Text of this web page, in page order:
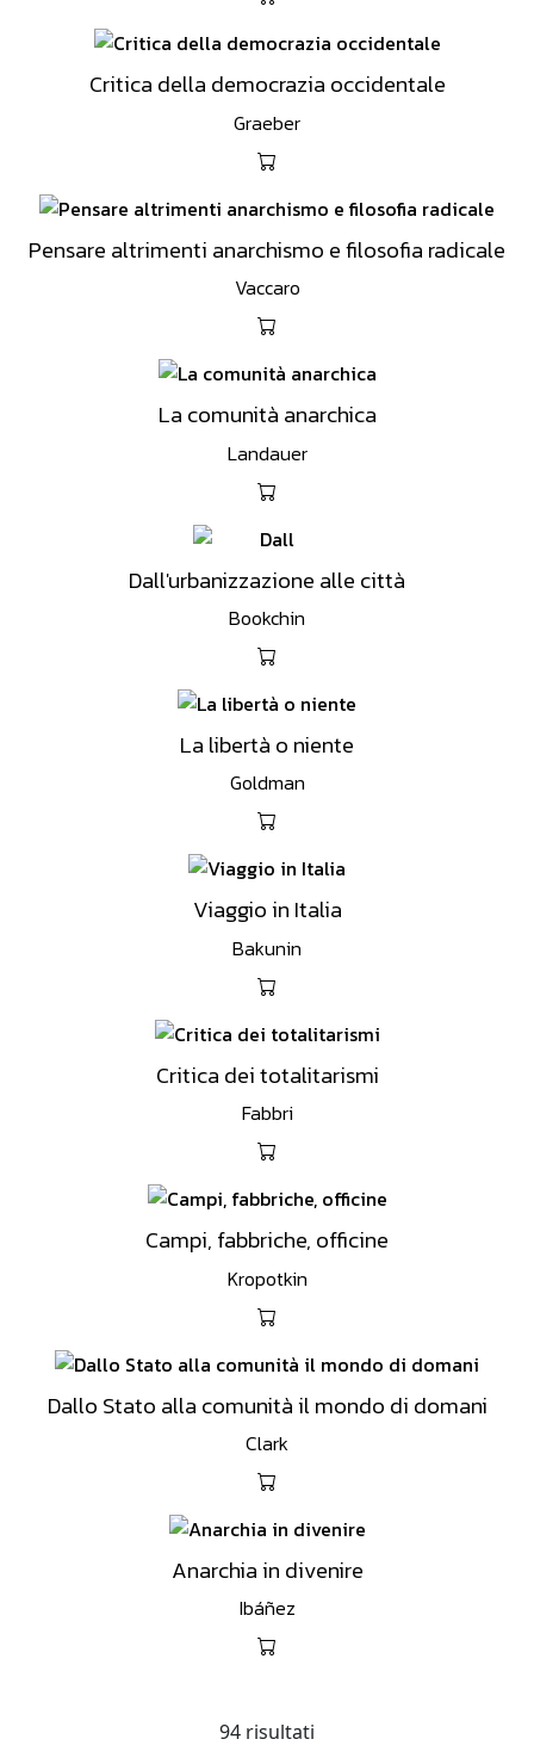
Critica della democrazia occidentale
Graeber
Pensare altrimenti anarchismo e filosofia radicale
Vaccaro
La comunità anarchica
Landauer
Dall'urbanizzazione alle città
Bookchin
La libertà o niente
Goldman
Viaggio in Italia
Bakunin
Critica dei totalitarismi
Fabbri
Campi, fabbriche, officine
Kropotkin
Dallo Stato alla comunità il mondo di domani
Clark
Anarchia in divenire
Ibáñez
94 risultati